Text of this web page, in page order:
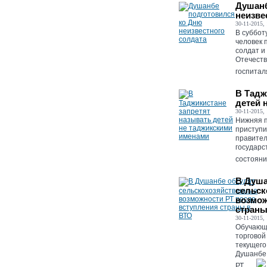
30-11-2015,
В
человек
солдат
В
детей
30-11-2015,
Нижняя
В
30-11-2015,